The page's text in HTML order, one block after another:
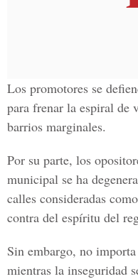
Los promotores se
para frenar la espiral de
barrios marginales.
Por su parte, los
municipal se ha
calles consideradas
contra del espíritu del
Sin embargo, no
mientras la inseguridad